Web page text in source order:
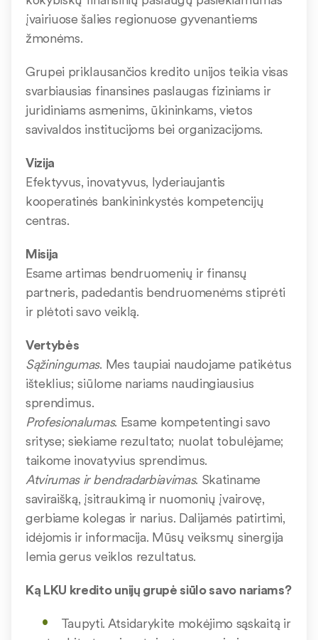
įvairiuose šalies regionuose gyvenantiems
žmonėms.
Grupei priklausančios kredito unijos teikia visas
svarbiausias finansines paslaugas fiziniams ir
juridiniams asmenims, ūkininkams, vietos
savivaldos institucijoms bei organizacijoms.
Vizija
Efektyvus, inovatyvus, lyderiaujantis
kooperatinės bankininkystės kompetencijų
centras.
Misija
Esame artimas bendruomenių ir finansų
partneris, padedantis bendruomenėms stiprėti
ir plėtoti savo veiklą.
Vertybės
Sąžiningumas. Mes taupiai naudojame patikėtus
išteklius; siūlome nariams naudingiausius
sprendimus.
Profesionalumas. Esame kompetentingi savo
srityse; siekiame rezultato; nuolat tobulėjame;
taikome inovatyvius sprendimus.
Atvirumas ir bendradarbiavimas. Skatiname
saviraišką, įsitraukimą ir nuomonių įvairovę,
gerbiame kolegas ir narius. Dalijamės patirtimi,
idėjomis ir informacija. Mūsų veiksmų sinergija
lemia gerus veiklos rezultatus.
Ką LKU kredito unijų grupė siūlo savo nariams?
Taupyti. Atsidarykite mokėjimo sąskaitą ir